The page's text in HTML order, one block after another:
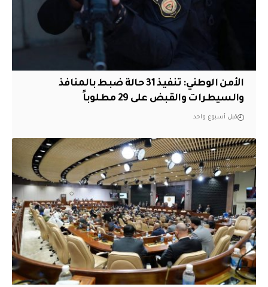
الأمن الوطني: تنفيذ 31 حالة ضبط بالمنافذ
والسيطرات والقبض على 29 مطلوباً
قبل أسبوع واحد